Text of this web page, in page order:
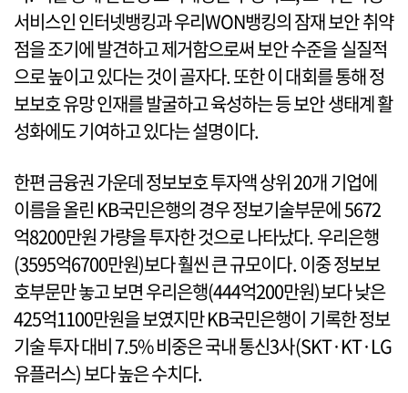
서비스인 인터넷뱅킹과 우리WON뱅킹의 잠재 보안 취약
점을 조기에 발견하고 제거함으로써 보안 수준을 실질적
으로 높이고 있다는 것이 골자다. 또한 이 대회를 통해 정
보보호 유망 인재를 발굴하고 육성하는 등 보안 생태계 활
성화에도 기여하고 있다는 설명이다.
한편 금융권 가운데 정보보호 투자액 상위 20개 기업에
이름을 올린 KB국민은행의 경우 정보기술부문에 5672
억8200만원 가량을 투자한 것으로 나타났다. 우리은행
(3595억6700만원)보다 훨씬 큰 규모이다. 이중 정보보
호부문만 놓고 보면 우리은행(444억200만원)보다 낮은
425억1100만원을 보였지만 KB국민은행이 기록한 정보
기술 투자 대비 7.5% 비중은 국내 통신3사(SKT·KT·LG
유플러스) 보다 높은 수치다.